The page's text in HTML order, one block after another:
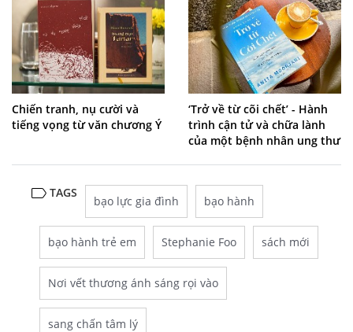
Chiến tranh, nụ cười và
tiếng vọng từ văn chương Ý
‘Trở về từ cõi chết’ - Hành
trình cận tử và chữa lành
của một bệnh nhân ung thư
TAGS
bạo lực gia đình bạo hành
bạo hành trẻ em Stephanie Foo sách mới
Nơi vết thương ánh sáng rọi vào
sang chấn tâm lý